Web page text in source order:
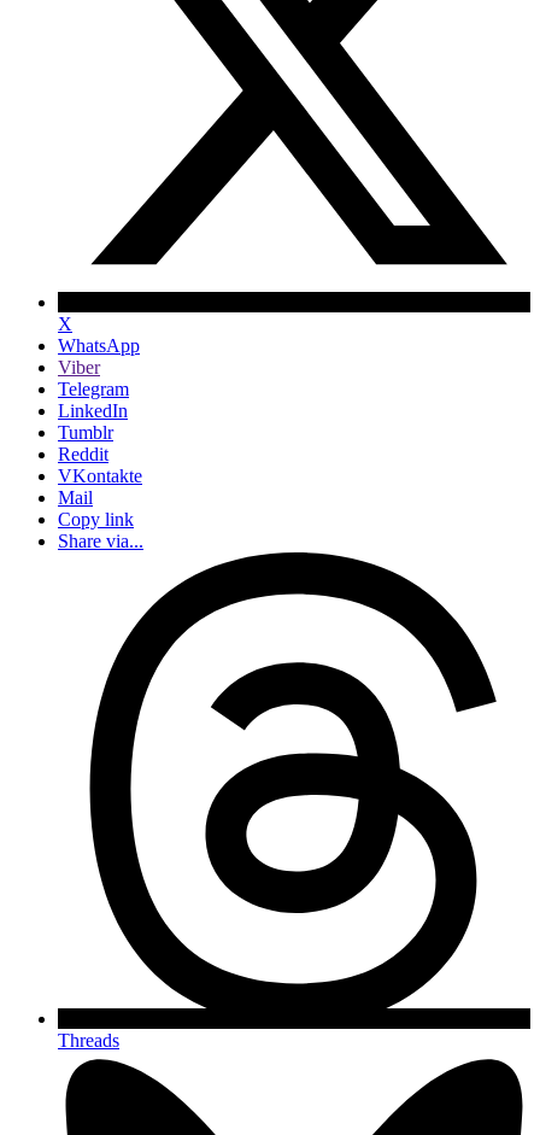
X
WhatsApp
Viber
Telegram
LinkedIn
Tumblr
Reddit
VKontakte
Mail
Copy link
Share via...
Threads